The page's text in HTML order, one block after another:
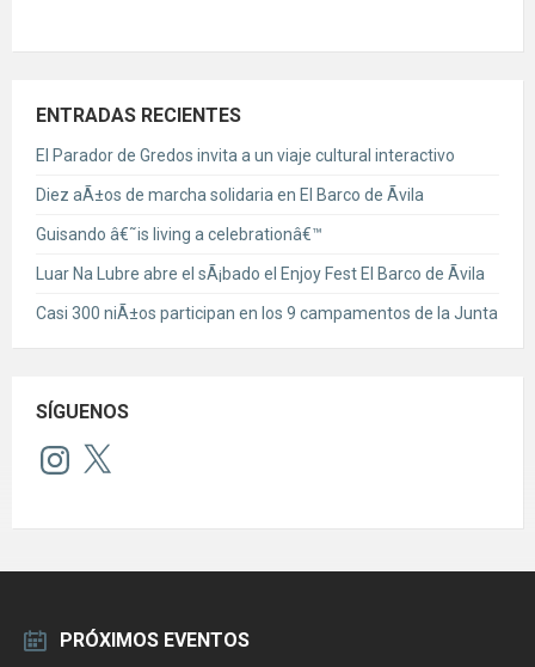
ENTRADAS RECIENTES
El Parador de Gredos invita a un viaje cultural interactivo
Diez aÃ±os de marcha solidaria en El Barco de Ãvila
Guisando â€˜is living a celebrationâ€™
Luar Na Lubre abre el sÃ¡bado el Enjoy Fest El Barco de Ãvila
Casi 300 niÃ±os participan en los 9 campamentos de la Junta
SÍGUENOS
Instagram
X
PRÓXIMOS EVENTOS